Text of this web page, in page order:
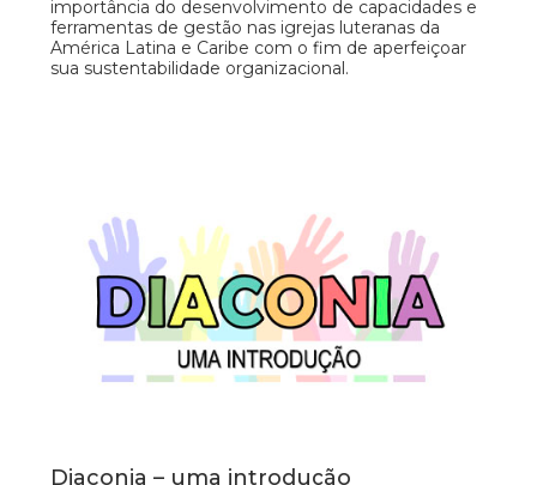
importância do desenvolvimento de capacidades e
ferramentas de gestão nas igrejas luteranas da
América Latina e Caribe com o fim de aperfeiçoar
sua sustentabilidade organizacional.
Diaconia – uma introdução